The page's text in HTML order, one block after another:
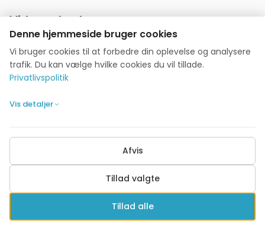
Virksomhed
Om os
Anmeldelser
Cookie-indstillinger
© 2026 Ansøgningshjælpen. Alle rettigheder forbeholdes.
kontakt@ansogningshjaelpen.dk
Denne hjemmeside bruger cookies
Vi bruger cookies til at forbedre din oplevelse og analysere
trafik. Du kan vælge hvilke cookies du vil tillade.
Privatlivspolitik
Vis detaljer
Afvis
Tillad valgte
Tillad alle